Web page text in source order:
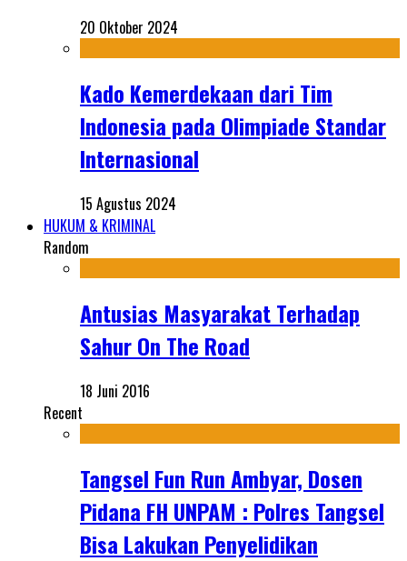
20 Oktober 2024
Kado Kemerdekaan dari Tim
Indonesia pada Olimpiade Standar
Internasional
15 Agustus 2024
HUKUM & KRIMINAL
Random
Antusias Masyarakat Terhadap
Sahur On The Road
18 Juni 2016
Recent
Tangsel Fun Run Ambyar, Dosen
Pidana FH UNPAM : Polres Tangsel
Bisa Lakukan Penyelidikan